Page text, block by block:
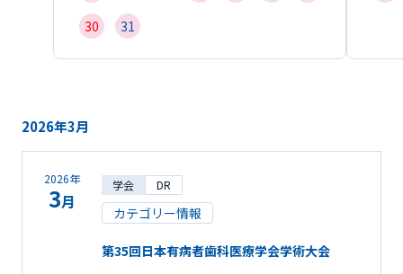
30
31
2026年3月
2026年
3月
学会 DR
カテゴリー情報
第35回日本有病者歯科医療学会学術大会